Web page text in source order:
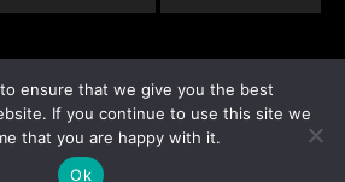
ensure that we give you the best
If you continue to use this site we
that you are happy with it.
Ok